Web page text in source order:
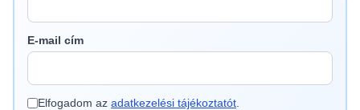
E-mail cím
Elfogadom az adatkezelési tájékoztatót